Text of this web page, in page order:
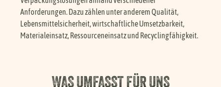
Anforderungen. Dazu zählen unter anderem Qualität,
Lebensmittelsicherheit, wirtschaftliche Umsetzbarkeit,
Materialeinsatz, Ressourceneinsatz und Recyclingfähigkeit.
WAS UMFASST FÜR UNS